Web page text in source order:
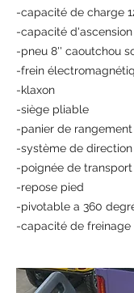
-capacité de charge
-capacité
-pneu 8'' caoutchou
-frein
-klaxon
-siège pliable
-panier de rangement
-système de direction
-poignée de transport
-repose pied
-pivotable a 360
-capacité de freinage